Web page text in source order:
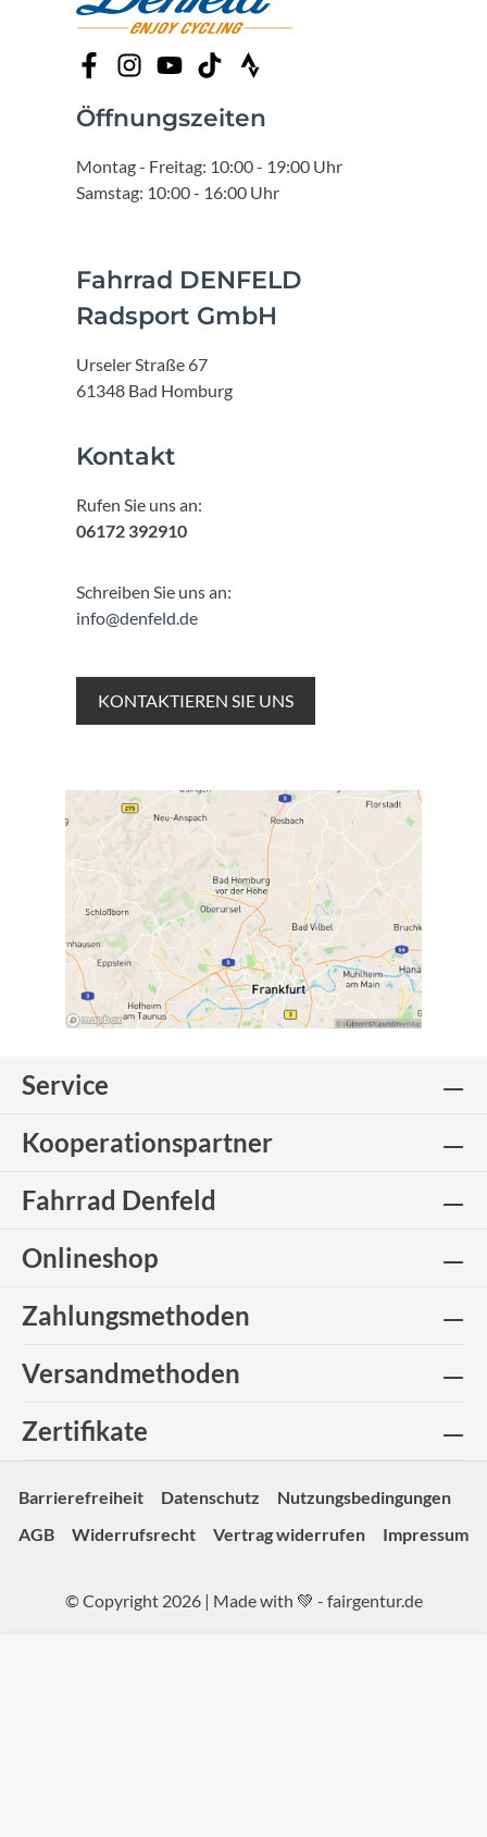
Öffnungszeiten
Montag - Freitag: 10:00 - 19:00 Uhr
Samstag: 10:00 - 16:00 Uhr
Fahrrad DENFELD
Radsport GmbH
Urseler Straße 67
61348 Bad Homburg
Kontakt
Rufen Sie uns an:
06172 392910
Schreiben Sie uns an:
info@denfeld.de
KONTAKTIEREN SIE UNS
Service
Kooperationspartner
Fahrrad Denfeld
Onlineshop
Zahlungsmethoden
Versandmethoden
Zertifikate
Barrierefreiheit Datenschutz
Nutzungsbedingungen
AGB
Widerrufsrecht Vertrag widerrufen Impressum
© Copyright 2026 | Made with 💚 - fairgentur.de